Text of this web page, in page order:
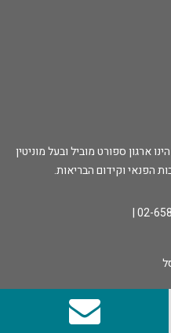
ארגון ספורט מוביל ובעל מוניטין
הפנאי וקידום הבריאות.